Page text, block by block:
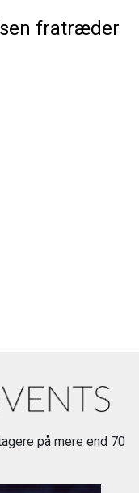
fratræder
på mere end 70